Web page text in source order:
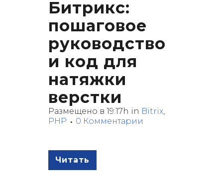
Битрикс:
пошаговое
руководство
и код для
натяжки
верстки
Размещено в 19:17h in Bitrix,
PHP
0 Комментарии
Читать